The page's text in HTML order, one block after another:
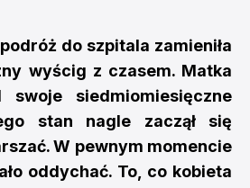
do szpitala zamieniła
wyścig z czasem. Matka
swoje siedmiomiesięczne
stan nagle zaczął się
W pewnym momencie
oddychać. To, co kobieta